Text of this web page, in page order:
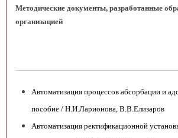
Методические документы, разработанные
организацией
Автоматизация процессов абсорбации и
пособие / Н.И.Ларионова, В.В.Елизаров
Автоматизация ректификационной